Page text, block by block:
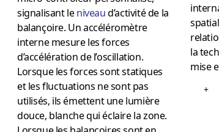
signalisant leniveaud’activité de la
balançoire. Un accéléromètre
interne mesure les forces
d’accélération de l’oscillation.
Lorsque les forces sont statiques
et les fluctuations ne sont pas
utilisés, ils émettent une lumière
douce, blanche qui éclaire la zone.
la
mise
+